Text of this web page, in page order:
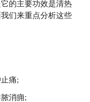
的主要功效是清热
们来重点分析这些
痛;
消痈;